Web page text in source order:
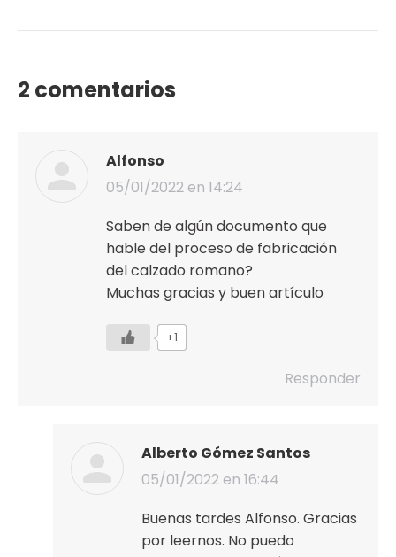
2 comentarios
Alfonso
dice:
05/01/2022 en 14:24
Saben de algún documento que
hable del proceso de fabricación
del calzado romano?
Muchas gracias y buen artículo
+1
Responder
Alberto Gómez Santos
dice:
05/01/2022 en 16:44
Buenas tardes Alfonso. Gracias
por leernos. No puedo